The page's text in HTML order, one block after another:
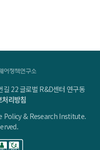
길 22 글로벌 R&D센터 연구동
리방침
& Research Institute.